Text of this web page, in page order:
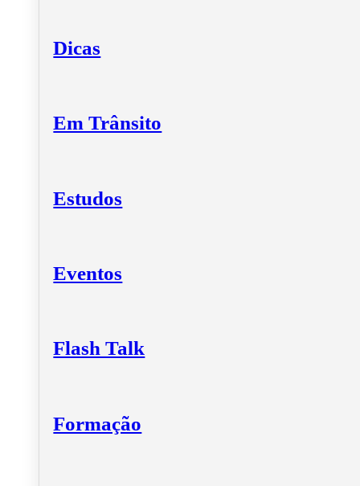
Dicas
Em Trânsito
Estudos
Eventos
Flash Talk
Formação